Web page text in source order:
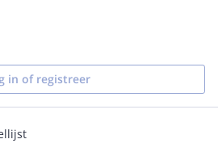
in of registreer